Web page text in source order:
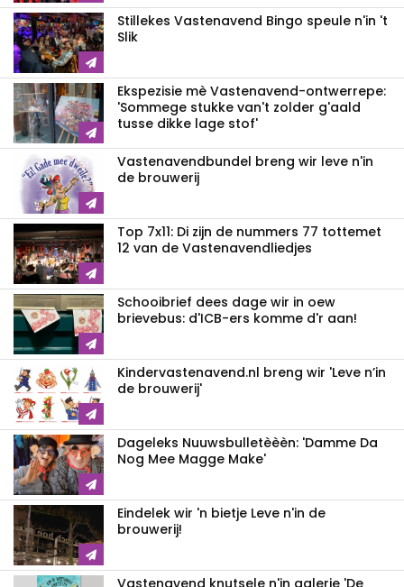
Stillekes Vastenavend Bingo speule n'in 't
Slik
Ekspezisie mè Vastenavend-ontwerrepe:
'Sommege stukke van't zolder g'aald
tusse dikke lage stof'
Vastenavendbundel breng wir leve n'in
de brouwerij
Top 7x11: Di zijn de nummers 77 tottemet
12 van de Vastenavendliedjes
Schooibrief dees dage wir in oew
brievebus: d'ICB-ers komme d'r aan!
Kindervastenavend.nl breng wir 'Leve n’in
de brouwerij'
Dageleks Nuuwsbulletèèèn: 'Damme Da
Nog Mee Magge Make'
Eindelek wir 'n bietje Leve n'in de
brouwerij!